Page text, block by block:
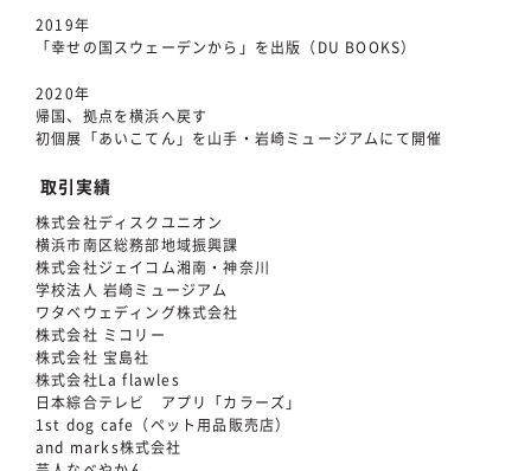
2019年
「幸せの国スウェーデンから」を出版（DU BOOKS）
2020年
帰国、拠点を横浜へ戻す
初個展「あいこてん」を山手・岩崎ミュージアムにて開催
取引実績
株式会社ディスクユニオン
横浜市南区総務部地域振興課
株式会社ジェイコム湘南・神奈川
学校法人 岩崎ミュージアム
ワタベウェディング株式会社
株式会社 ミコリー
株式会社 宝島社
株式会社La flawles
日本綜合テレビ アプリ「カラーズ」
1st dog cafe（ペット用品販売店）
and marks株式会社